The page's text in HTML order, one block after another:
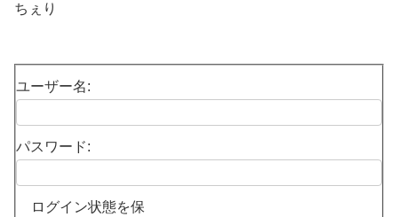
ちぇり
ユーザー名:
パスワード:
ログイン状態を保